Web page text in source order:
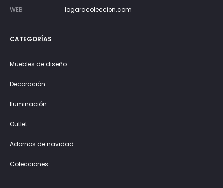
WEB
logaracoleccion.com
CATEGORÍAS
Muebles de diseño
Decoración
Iluminación
Outlet
Adornos de navidad
Colecciones